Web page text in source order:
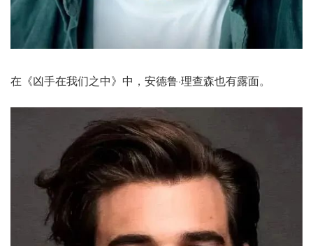
在《凶手在我们之中》中，安德鲁·理查森也有露面。